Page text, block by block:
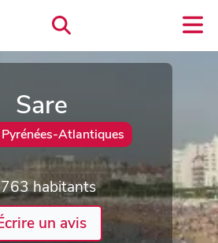
Sare
Atlantiques
habitants
un avis